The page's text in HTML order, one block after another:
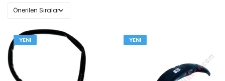
YENI YENI